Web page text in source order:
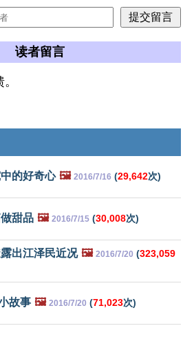
读者留言
的好奇心 🖼️ 2016/7/16 (29,642次)
甜品 🖼️ 2016/7/15 (30,008次)
出江泽民近况 🖼️ 2016/7/20 (323,059
故事 🖼️ 2016/7/20 (71,023次)